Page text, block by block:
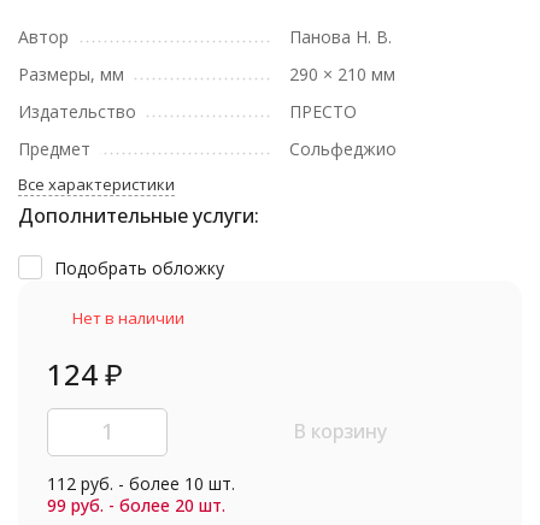
Автор
Панова Н. В.
Размеры, мм
290 × 210 мм
Издательство
ПРЕСТО
Предмет
Сольфеджио
Все характеристики
Дополнительные услуги:
Подобрать обложку
Нет в наличии
124₽
В корзину
112 руб. - более 10 шт.
99 руб. - более 20 шт.